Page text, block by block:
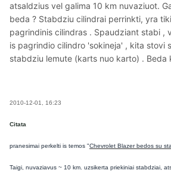
atsaldzius vel galima 10 km nuvaziuot.
beda ? Stabdziu cilindrai perrinkti, yra
pagrindinis cilindras . Spaudziant stabi ,
is pagrindio cilindro 'sokineja' , kita stovi
stabdziu lemute (karts nuo karto) . Beda
2010-12-01, 16:23
Citata
pranesimai perkelti is temos "Chevrolet Blazer bedos su
Taigi, nuvaziavus ~ 10 km. uzsikerta priekiniai stabdziai,